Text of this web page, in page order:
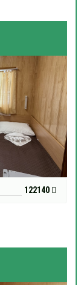
122140